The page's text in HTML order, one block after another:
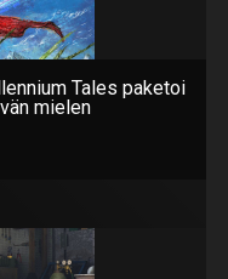
Tales paketoi
mielen